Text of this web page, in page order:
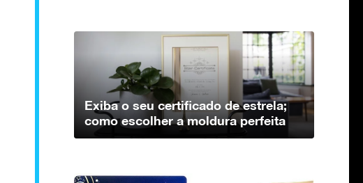
Exiba o seu certificado de estrela;
como escolher a moldura perfeita